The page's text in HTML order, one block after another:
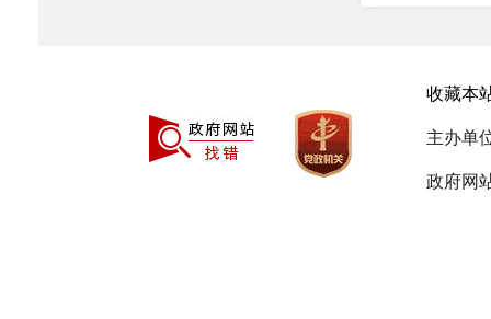
李凤
收藏本
主办单
政府网